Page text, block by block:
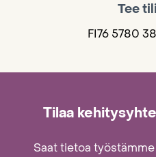
Tee
FI76 5780
Tilaa
Saat tietoa